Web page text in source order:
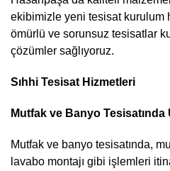
ekibimizle yeni tesisat kurulum
ömürlü ve sorunsuz tesisatlar
çözümler sağlıyoruz.
Sıhhi Tesisat Hizmetleri
Mutfak ve Banyo
Mutfak ve banyo tesisatında,
lavabo montajı gibi işlemleri